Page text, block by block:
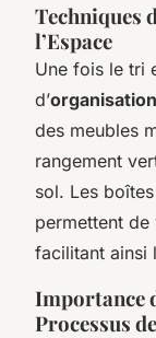
Techniques
l’Espace
Une fois le tri
d’organisation
des meubles
rangement
sol. Les
permettent
facilitant ainsi
Importance
Processus